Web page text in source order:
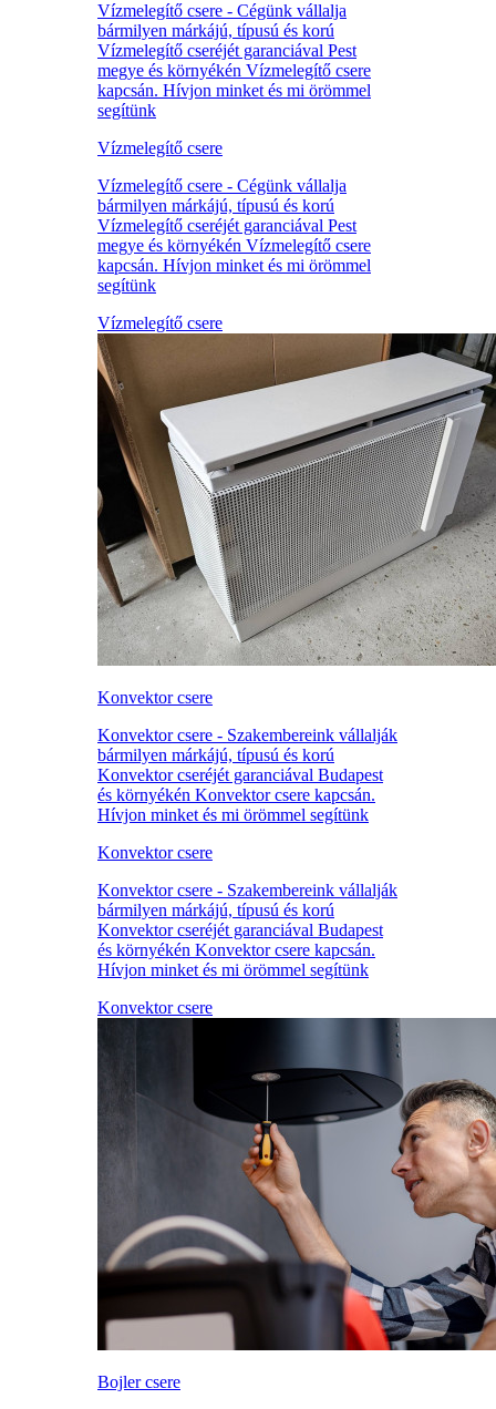
Vízmelegítő csere - Cégünk vállalja
bármilyen márkájú, típusú és korú
Vízmelegítő cseréjét garanciával Pest
megye és környékén Vízmelegítő csere
kapcsán. Hívjon minket és mi örömmel
segítünk
Vízmelegítő csere
Vízmelegítő csere - Cégünk vállalja
bármilyen márkájú, típusú és korú
Vízmelegítő cseréjét garanciával Pest
megye és környékén Vízmelegítő csere
kapcsán. Hívjon minket és mi örömmel
segítünk
Vízmelegítő csere
Konvektor csere
Konvektor csere - Szakembereink vállalják
bármilyen márkájú, típusú és korú
Konvektor cseréjét garanciával Budapest
és környékén Konvektor csere kapcsán.
Hívjon minket és mi örömmel segítünk
Konvektor csere
Konvektor csere - Szakembereink vállalják
bármilyen márkájú, típusú és korú
Konvektor cseréjét garanciával Budapest
és környékén Konvektor csere kapcsán.
Hívjon minket és mi örömmel segítünk
Konvektor csere
Bojler csere